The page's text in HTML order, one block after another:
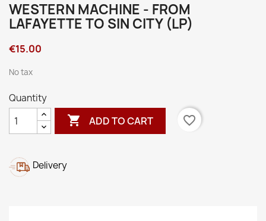
WESTERN MACHINE - FROM
LAFAYETTE TO SIN CITY (LP)
€15.00
No tax
Quantity
 ADD TO CART favorite_border
Delivery